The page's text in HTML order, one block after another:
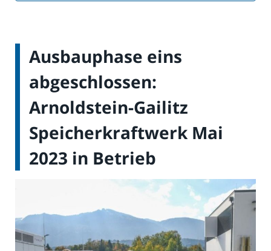
Ausbauphase eins
abgeschlossen:
Arnoldstein-Gailitz
Speicherkraftwerk Mai
2023 in Betrieb